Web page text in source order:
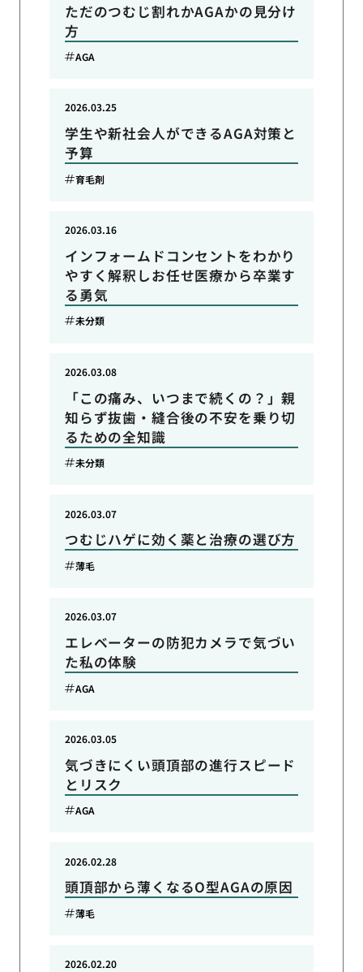
ただのつむじ割れかAGAかの見分け
方
AGA
学生や新社会人ができるAGA対策と
予算
2026.03.25
育毛剤
インフォームドコンセントをわかり
やすく解釈しお任せ医療から卒業す
る勇気
2026.03.16
未分類
「この痛み、いつまで続くの？」親
知らず抜歯・縫合後の不安を乗り切
るための全知識
2026.03.08
未分類
つむじハゲに効く薬と治療の選び方
2026.03.07
薄毛
エレベーターの防犯カメラで気づい
た私の体験
2026.03.07
AGA
気づきにくい頭頂部の進行スピード
とリスク
2026.03.05
AGA
頭頂部から薄くなるO型AGAの原因
2026.02.28
薄毛
2026.02.20